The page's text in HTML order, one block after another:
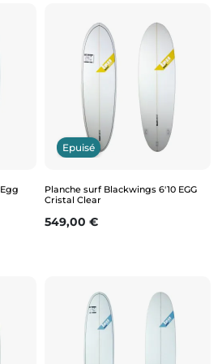
Epuisé
Planche surf Blackwings 6'10 EGG
Cristal Clear
Prix
549,00 €